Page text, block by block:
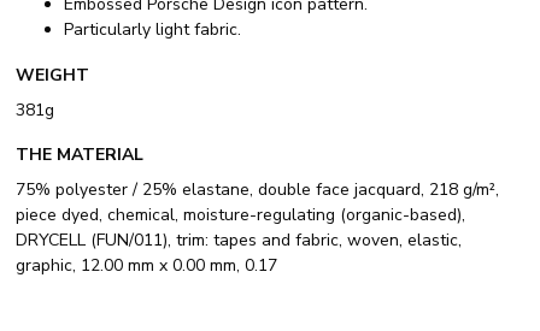
Particularly light fabric.
WEIGHT
381g
THE MATERIAL
75% polyester / 25% elastane, double face jacquard, 218 g/m²,
piece dyed, chemical, moisture-regulating (organic-based),
DRYCELL (FUN/011), trim: tapes and fabric, woven, elastic,
graphic, 12.00 mm x 0.00 mm, 0.17